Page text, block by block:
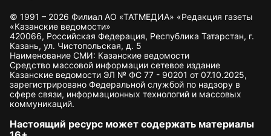
© 1991 – 2026 Филиал АО «ТАТМЕДИА» «Редакция газеты
«Казанские ведомости»
420066, Российская Федерация, Республика Татарстан, г.
Казань, ул. Чистопольская, д. 5
Наименование СМИ: Казанские ведомости
Средство массовой информации сетевое издание
Казанские ведомости ЭЛ № ФС 77 - 90201 от 07.10.2025,
зарегистрировано Федеральной службой по надзору в
сфере связи, информационных технологий и массовых
коммуникаций.
Настоящий ресурс может содержать материалы